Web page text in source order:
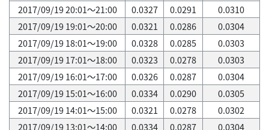
2017/09/19 20:01～21:00
0.0327 0.0291
0.0310
2017/09/19 19:01～20:00
0.0321 0.0286
0.0304
2017/09/19 18:01～19:00
0.0328 0.0285
0.0303
2017/09/19 17:01～18:00
0.0323 0.0278
0.0303
2017/09/19 16:01～17:00
0.0326 0.0287
0.0304
2017/09/19 15:01～16:00
0.0334 0.0290
0.0305
2017/09/19 14:01～15:00
0.0321 0.0278
0.0302
2017/09/19 13:01～14:00
0.0334 0.0287
0.0304